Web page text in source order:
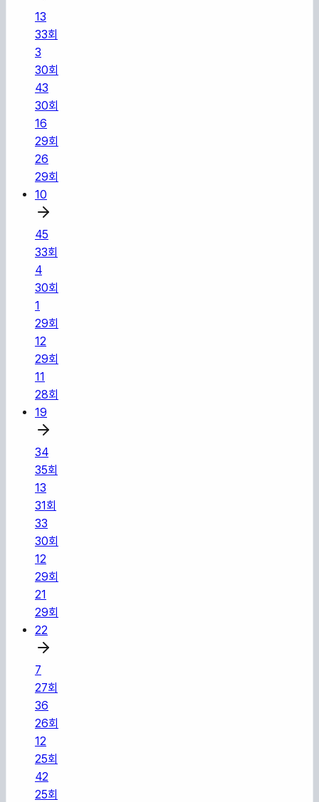
13
33회
3
30회
43
30회
16
29회
26
29회
10
45
33회
4
30회
1
29회
12
29회
11
28회
19
34
35회
13
31회
33
30회
12
29회
21
29회
22
7
27회
36
26회
12
25회
42
25회